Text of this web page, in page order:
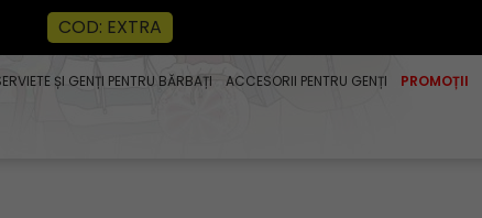
COD: EXTRA
ȘI GENȚI PENTRU BĂRBAȚI ACCESORII PENTRU GENȚI PROMOȚII